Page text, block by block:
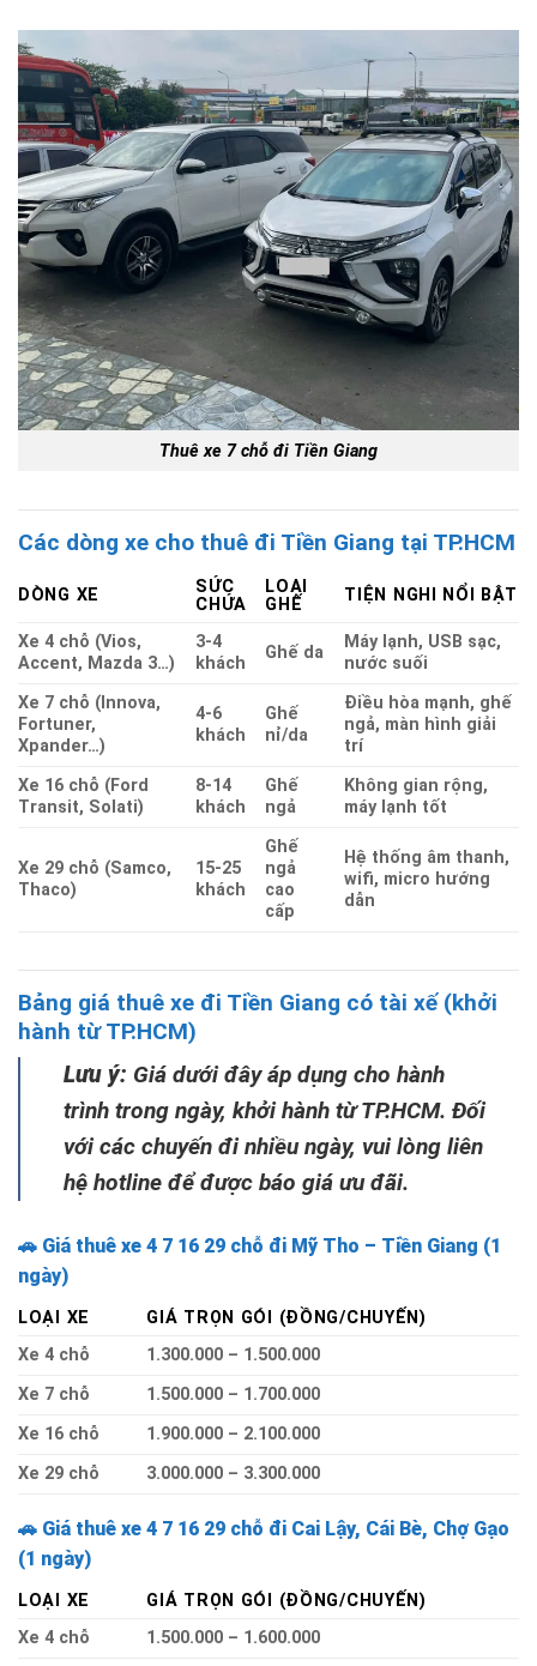
Thuê xe 7 chỗ đi Tiền Giang
Các dòng xe cho thuê đi Tiền Giang tại TP.HCM
DÒNG XE
SỨC
CHỨA
LOẠI
GHẾ
TIỆN NGHI NỔI BẬT
Xe 4 chỗ (Vios,
Accent, Mazda 3…)
3-4
khách
Ghế da
Máy lạnh, USB sạc,
nước suối
Xe 7 chỗ (Innova,
Fortuner,
Xpander…)
4-6
khách
Ghế
nỉ/da
Điều hòa mạnh, ghế
ngả, màn hình giải
trí
Xe 16 chỗ (Ford
Transit, Solati)
8-14
khách
Ghế
ngả
Không gian rộng,
máy lạnh tốt
Xe 29 chỗ (Samco,
Thaco)
15-25
khách
Ghế
ngả
cao
cấp
Hệ thống âm thanh,
wifi, micro hướng
dẫn
Bảng giá thuê xe đi Tiền Giang có tài xế (khởi
hành từ TP.HCM)
Lưu ý: Giá dưới đây áp dụng cho hành
trình trong ngày, khởi hành từ TP.HCM. Đối
với các chuyến đi nhiều ngày, vui lòng liên
hệ hotline để được báo giá ưu đãi.
🚗 Giá thuê xe 4 7 16 29 chỗ đi Mỹ Tho – Tiền Giang (1
ngày)
LOẠI XE
GIÁ TRỌN GÓI (ĐỒNG/CHUYẾN)
Xe 4 chỗ
1.300.000 – 1.500.000
Xe 7 chỗ
1.500.000 – 1.700.000
Xe 16 chỗ
1.900.000 – 2.100.000
Xe 29 chỗ
3.000.000 – 3.300.000
🚗 Giá thuê xe 4 7 16 29 chỗ đi Cai Lậy, Cái Bè, Chợ Gạo
(1 ngày)
LOẠI XE
GIÁ TRỌN GÓI (ĐỒNG/CHUYẾN)
Xe 4 chỗ
1.500.000 – 1.600.000